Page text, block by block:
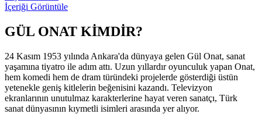
İçeriği Görüntüle
GÜL ONAT KİMDİR?
24 Kasım 1953 yılında Ankara'da dünyaya gelen Gül Onat, sanat
yaşamına tiyatro ile adım attı. Uzun yıllardır oyunculuk yapan Onat,
hem komedi hem de dram türündeki projelerde gösterdiği üstün
yetenekle geniş kitlelerin beğenisini kazandı. Televizyon
ekranlarının unutulmaz karakterlerine hayat veren sanatçı, Türk
sanat dünyasının kıymetli isimleri arasında yer alıyor.